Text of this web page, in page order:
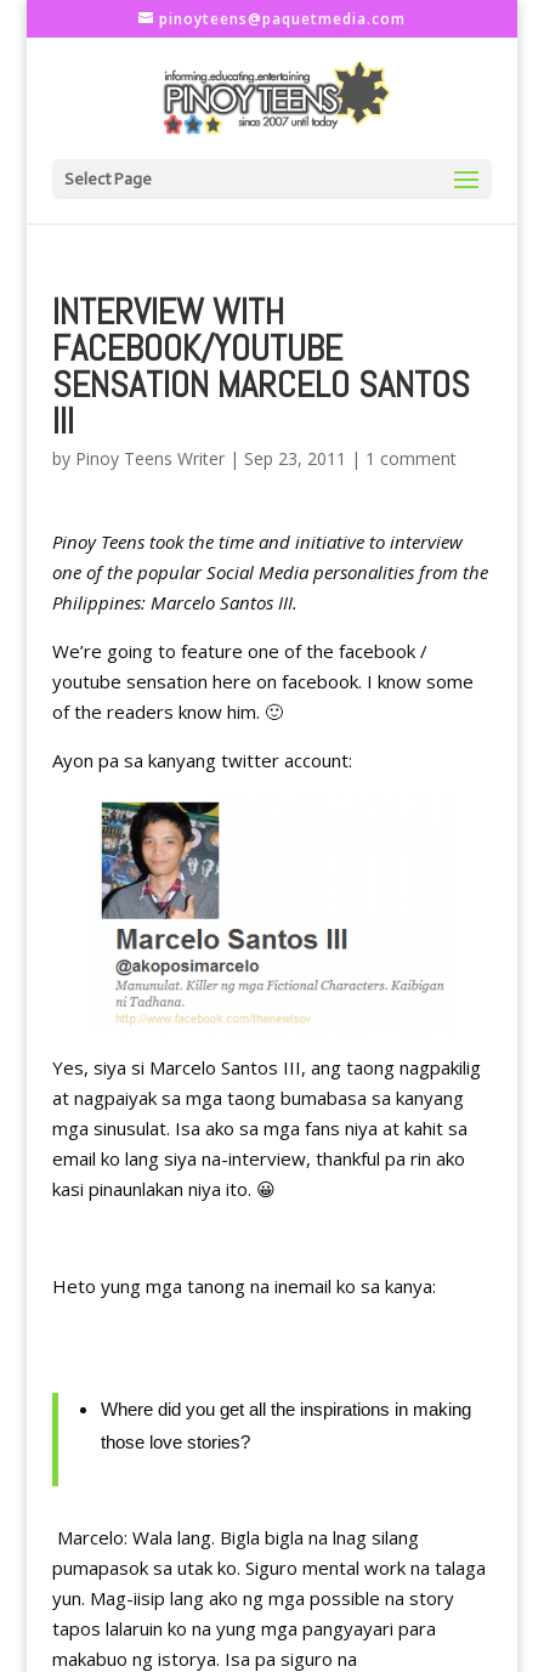
pinoyteens@paquetmedia.com
Select Page
INTERVIEW WITH
FACEBOOK/YOUTUBE
SENSATION MARCELO SANTOS
III
by Pinoy Teens Writer| Sep 23, 2011 | 1 comment
Pinoy Teens took the time and initiative to interview
one of the popular Social Media personalities from the
Philippines: Marcelo Santos III.
We’re going to feature one of the facebook /
youtube sensation here on facebook. I know some
of the readers know him. 🙂
Ayon pa sa kanyang twitter account:
Yes, siya si Marcelo Santos III, ang taong nagpakilig
at nagpaiyak sa mga taong bumabasa sa kanyang
mga sinusulat. Isa ako sa mga fans niya at kahit sa
email ko lang siya na-interview, thankful pa rin ako
kasi pinaunlakan niya ito. 😀
Heto yung mga tanong na inemail ko sa kanya:
Where did you get all the inspirations in making
those love stories?
Marcelo: Wala lang. Bigla bigla na lnag silang
pumapasok sa utak ko. Siguro mental work na talaga
yun. Mag-iisip lang ako ng mga possible na story
tapos lalaruin ko na yung mga pangyayari para
makabuo ng istorya. Isa pa siguro na